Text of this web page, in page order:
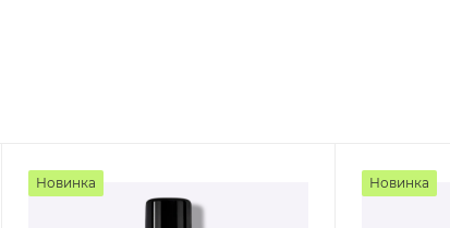
Новинка Новинка